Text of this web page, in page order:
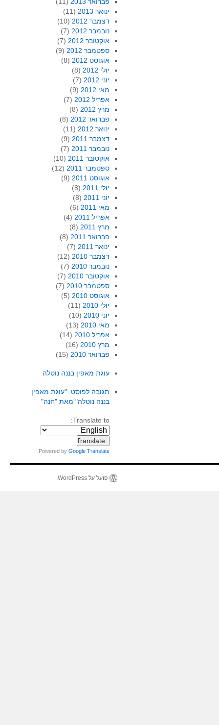
ינואר 2013
(11)
דצמבר 2012
(10)
נובמבר 2012
(7)
אוקטובר 2012
(7)
ספטמבר 2012
(9)
אוגוסט 2012
(8)
יולי 2012
(8)
יוני 2012
(7)
מאי 2012
(9)
אפריל 2012
(7)
מרץ 2012
(8)
פברואר 2012
(8)
ינואר 2012
(11)
דצמבר 2011
(9)
נובמבר 2011
(7)
אוקטובר 2011
(10)
ספטמבר 2011
(12)
אוגוסט 2011
(9)
יולי 2011
(8)
יוני 2011
(8)
מאי 2011
(6)
אפריל 2011
(4)
מרץ 2011
(8)
פברואר 2011
(8)
ינואר 2011
(7)
דצמבר 2010
(12)
נובמבר 2010
(7)
אוקטובר 2010
(7)
ספטמבר 2010
(7)
אוגוסט 2010
(5)
יולי 2010
(11)
יוני 2010
(10)
מאי 2010
(13)
אפריל 2010
(14)
מרץ 2010
(16)
פברואר 2010
(15)
עוגת מאפין בננה נוטלה
תגובה לפוסט: "עוגת מאפין
בננה נוטלה" מאת "חנה"
Translate to:
Powered byGoogle Translate
פועל על WordPress.